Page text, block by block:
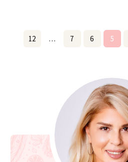
Page
5
Page
6
Page
7
…
Page
12